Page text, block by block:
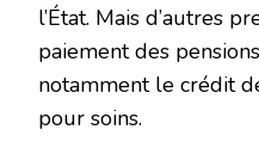
l’État. Mais d’autres
paiement des
notamment le crédit
pour soins.